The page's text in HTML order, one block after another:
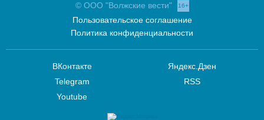
© ООО "Волжские вести" 16+
Пользовательское соглашение
Политика конфиденциальности
ВКонтакте
Telegram
Youtube
Яндекс.Дзен
RSS